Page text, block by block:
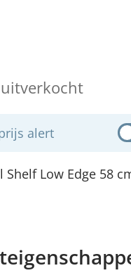
alert
Shelf Low Edge 58